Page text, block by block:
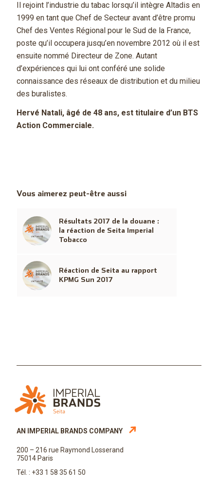
Il rejoint l’industrie du tabac lorsqu’il intègre Altadis en
1999 en tant que Chef de Secteur avant d’être promu
Chef des Ventes Régional pour le Sud de la France,
poste qu’il occupera jusqu’en novembre 2012 où il est
ensuite nommé Directeur de Zone. Autant
d’expériences qui lui ont conféré une solide
connaissance des réseaux de distribution et du milieu
des buralistes.
Hervé Natali, âgé de 48 ans, est titulaire d’un BTS
Action Commerciale.
Vous aimerez peut-être aussi
Résultats 2017 de la douane :
la réaction de Seita Imperial
Tobacco
Réaction de Seita au rapport
KPMG Sun 2017
AN IMPERIAL BRANDS COMPANY
200 – 216 rue Raymond Losserand
75014 Paris
Tél. : +33 1 58 35 61 50